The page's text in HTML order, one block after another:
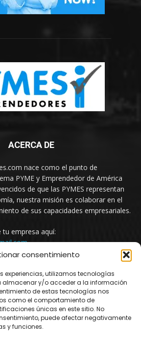
consentimiento
experiencias, utilizamos tecnologías
almacenar y/o acceder a la información
de estas tecnologías nos
como el comportamiento de
únicas en este sitio. No
puede afectar negativamente
y funciones.
ACERCA DE
nace como el punto de
PYME y Emprendedor de América
de que las PYMES representan
nuestra misión es colaborar en el
de sus capacidades empresariales.
tu empresa aquí:
SÍGUENOS